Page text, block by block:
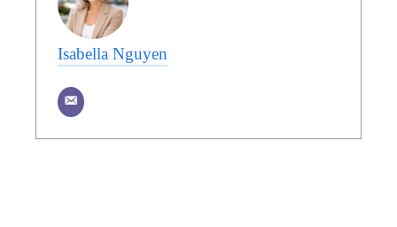
Isabella Nguyen